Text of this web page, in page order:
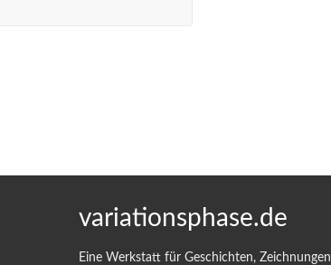
variationsphase.de
Eine Werkstatt für Geschichten, Zeichnungen